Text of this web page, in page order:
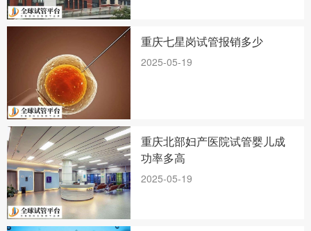
重庆七星岗试管报销多少
2025-05-19
重庆北部妇产医院试管婴儿成
功率多高
2025-05-19